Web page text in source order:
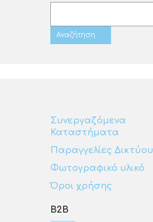
Συνεργαζόμενα
Καταστήματα
Παραγγελίες Δικτύου
Φωτογραφικό υλικό
Όροι χρήσης
Β2Β